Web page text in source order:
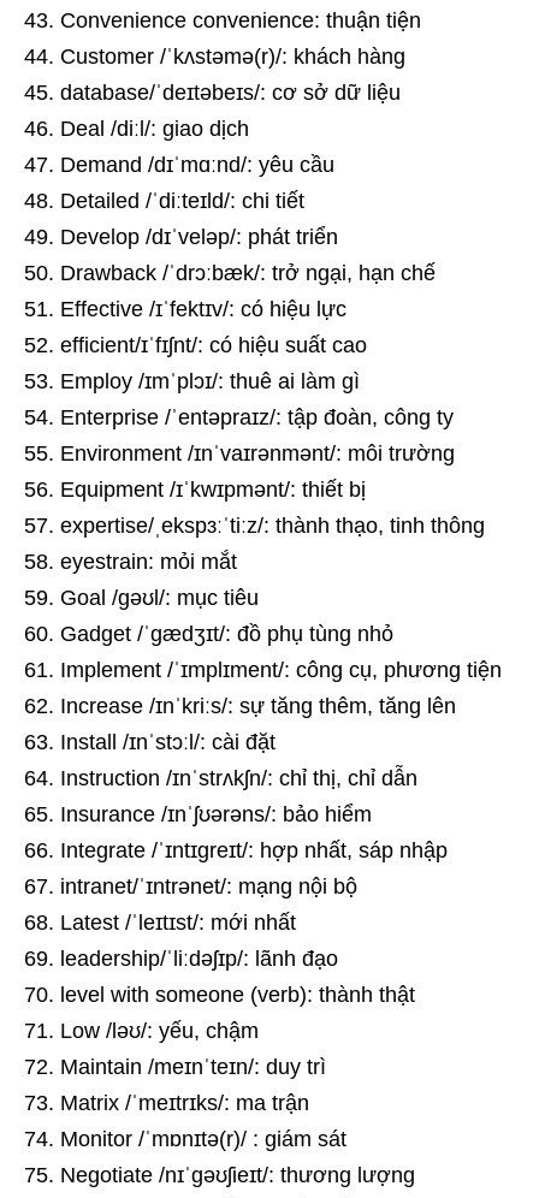
Convenience convenience: thuận tiện
Customer /ˈkʌstəmə(r)/: khách hàng
database/ˈdeɪtəbeɪs/: cơ sở dữ liệu
Deal /diːl/: giao dịch
Demand /dɪˈmɑːnd/: yêu cầu
Detailed /ˈdiːteɪld/: chi tiết
Develop /dɪˈveləp/: phát triển
Drawback /ˈdrɔːbæk/: trở ngại, hạn chế
Effective /ɪˈfektɪv/: có hiệu lực
efficient/ɪˈfɪʃnt/: có hiệu suất cao
Employ /ɪmˈplɔɪ/: thuê ai làm gì
Enterprise /ˈentəpraɪz/: tập đoàn, công ty
Environment /ɪnˈvaɪrənmənt/: môi trường
Equipment /ɪˈkwɪpmənt/: thiết bị
expertise/ˌekspɜːˈtiːz/: thành thạo, tinh thông
eyestrain: mỏi mắt
Goal /ɡəʊl/: mục tiêu
Gadget /ˈɡædʒɪt/: đồ phụ tùng nhỏ
Implement /ˈɪmplɪment/: công cụ, phương tiện
Increase /ɪnˈkriːs/: sự tăng thêm, tăng lên
Install /ɪnˈstɔːl/: cài đặt
Instruction /ɪnˈstrʌkʃn/: chỉ thị, chỉ dẫn
Insurance /ɪnˈʃʊərəns/: bảo hiểm
Integrate /ˈɪntɪɡreɪt/: hợp nhất, sáp nhập
intranet/ˈɪntrənet/: mạng nội bộ
Latest /ˈleɪtɪst/: mới nhất
leadership/ˈliːdəʃɪp/: lãnh đạo
level with someone (verb): thành thật
Low /ləʊ/: yếu, chậm
Maintain /meɪnˈteɪn/: duy trì
Matrix /ˈmeɪtrɪks/: ma trận
Monitor /ˈmɒnɪtə(r)/ : giám sát
Negotiate /nɪˈɡəʊʃieɪt/: thương lượng